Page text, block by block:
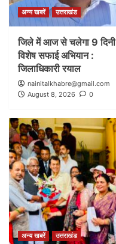
अन्य खबरें उत्तराखंड
जिले में आज से चलेगा 9 दिनी
विशेष सफाई अभियान :
जिलाधिकारी रयाल
nainitalkhabre@gmail.com
August 8, 2026
0
अन्य खबरें उत्तराखंड